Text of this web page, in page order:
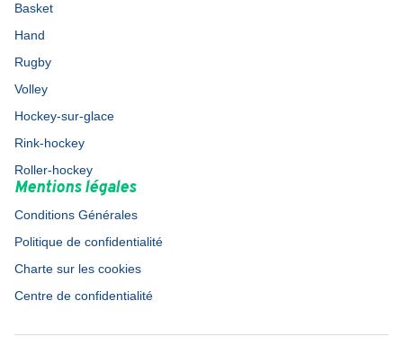
Basket
Hand
Rugby
Volley
Hockey-sur-glace
Rink-hockey
Roller-hockey
Mentions légales
Conditions Générales
Politique de confidentialité
Charte sur les cookies
Centre de confidentialité